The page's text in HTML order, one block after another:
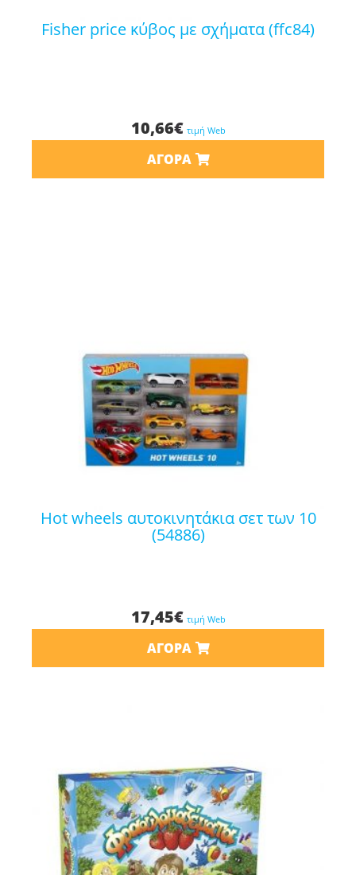
fisher price κύβος με σχήματα (ffc84)
10,66€ τιμή Web
ΑΓΟΡΆ
hot wheels αυτοκινητάκια σετ των 10
(54886)
17,45€ τιμή Web
ΑΓΟΡΆ